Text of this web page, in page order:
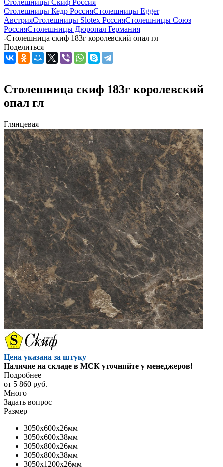
Столешницы Скиф Россия
Столешницы Кедр РоссияСтолешницы Egger
АвстрияСтолешницы Slotex РоссияСтолешницы Союз
РоссияСтолешницы Дюропал Германия
-Столешница скиф 183г королевский опал гл
Поделиться
Столешница скиф 183г королевский
опал гл
Глянцевая
Цена указана за штуку
Наличие на складе в МСК уточняйте у менеджеров!
Подробнее
от 5 860 руб.
Много
Задать вопрос
Размер
3050x600x26мм
3050x600x38мм
3050x800x26мм
3050x800x38мм
3050x1200x26мм